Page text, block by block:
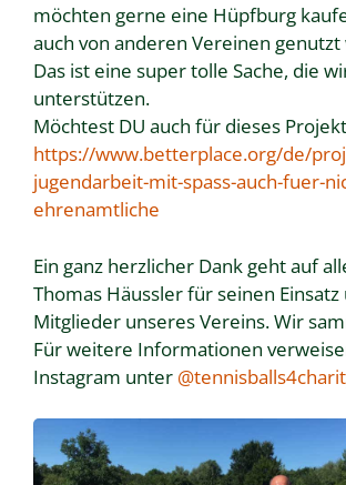
möchten gerne eine Hüpfburg
auch von anderen Vereinen
Das ist eine super tolle Sache, die
unterstützen.
Möchtest DU auch für dieses
https://www.betterplace.org/de/
jugendarbeit-mit-spass-auch-fuer-
ehrenamtliche
Ein ganz herzlicher Dank geht auf
Thomas Häussler für seinen Einsatz
Mitglieder unseres Vereins. Wir
Für weitere Informationen
Instagram unter